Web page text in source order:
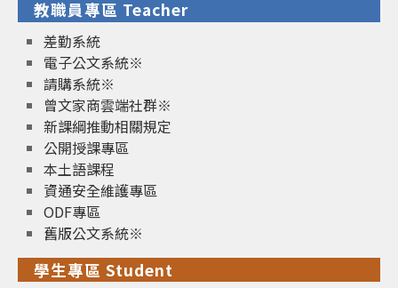
教職員專區 Teacher
差勤系統
電子公文系統※
請購系統※
曾文家商雲端社群※
新課綱推動相關規定
公開授課專區
本土語課程
資通安全維護專區
ODF專區
舊版公文系統※
學生專區 Student